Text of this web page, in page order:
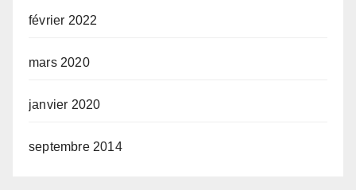
février 2022
mars 2020
janvier 2020
septembre 2014